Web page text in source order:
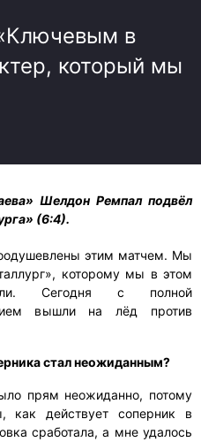
в
который мы
Шелдон Ремпал подвёл
(6:4).
этим матчем. Мы
которому мы в этом
Сегодня с полной
вышли на лёд против
стал неожиданным?
прям неожиданно, потому
как действует соперник в
сработала, а мне удалось